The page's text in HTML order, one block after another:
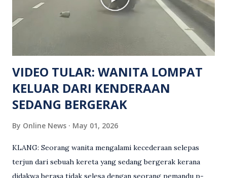
mengesan dua suspek yang masih bebas bagi membantu
siasatan lanjut. Kes disiasat mengikut Seksyen 302 Kanun
Keseksaan kerana membunuh. Orang ramai yang mempunyai
maklumat diminta t...
VIDEO TULAR: WANITA LOMPAT
KELUAR DARI KENDERAAN
SEDANG BERGERAK
By Online News May 01, 2026
KLANG: Seorang wanita mengalami kecederaan selepas
terjun dari sebuah kereta yang sedang bergerak kerana